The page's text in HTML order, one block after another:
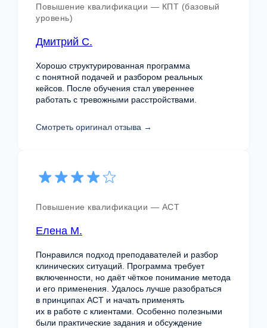
Повышение квалификации — КПТ (базовый
уровень)
Дмитрий С.
Хорошо структурированная программа
с понятной подачей и разбором реальных
кейсов. После обучения стал увереннее
работать с тревожными расстройствами.
Смотреть оригинал отзыва →
Повышение квалификации — ACT
Елена М.
Понравился подход преподавателей и разбор
клинических ситуаций. Программа требует
включенности, но даёт чёткое понимание метода
и его применения. Удалось лучше разобраться
в принципах ACT и начать применять
их в работе с клиентами. Особенно полезными
были практические задания и обсуждение
из последовательных модулей,
формирующих клиническое мышление
специалиста.
Модули с логикой построения
Работа специалистов обсуждается
с преподавателями и супервизорами для
развития практики.
Супервизия и профессиональная
обратная связь